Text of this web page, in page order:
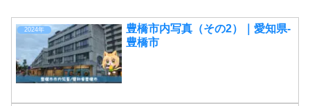
2024年
豊橋市内写真（その2）｜愛知県-
豊橋市